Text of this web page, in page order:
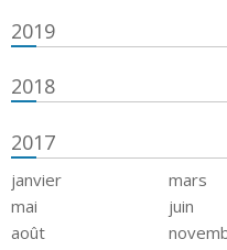
2019
2018
2017
janvier mars
mai
juin
août